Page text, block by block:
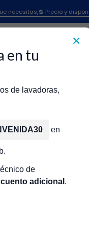
✕
en tu
de lavadoras,
en
de
adicional .
necesitas,💲 Precio y
Haceb Valvula
MARCA JZ